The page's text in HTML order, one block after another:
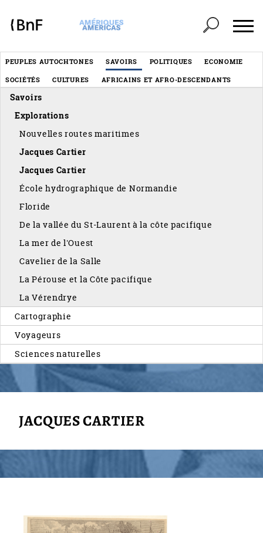
Menu
éditorial
PEUPLES AUTOCHTONES SAVOIRS POLITIQUES ECONOMIE
SOCIÉTÉS CULTURES AFRICAINS ET AFRO-DESCENDANTS
Savoirs
Explorations
Nouvelles routes maritimes
Jacques Cartier
Jacques Cartier
École hydrographique de Normandie
Floride
De la vallée du St-Laurent à la côte pacifique
La mer de l'Ouest
Cavelier de la Salle
La Pérouse et la Côte pacifique
La Vérendrye
Cartographie
Voyageurs
Sciences naturelles
JACQUES CARTIER